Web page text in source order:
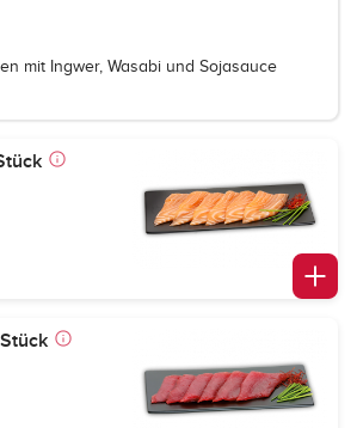
mit Ingwer, Wasabi und Sojasauce